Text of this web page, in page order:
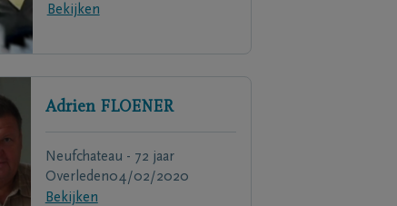
Bekijken
Adrien FLOENER
Neufchateau - 72 jaar
Overleden04/02/2020
Bekijken